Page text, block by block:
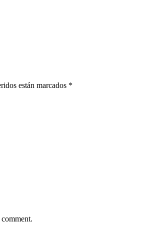
están marcados *